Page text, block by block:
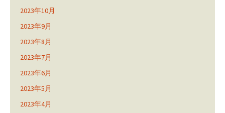
2023年10月
2023年9月
2023年8月
2023年7月
2023年6月
2023年5月
2023年4月